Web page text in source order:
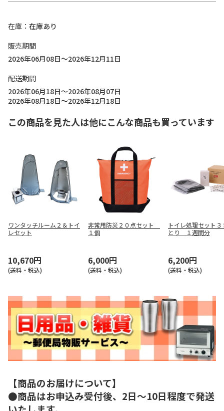
在庫
在庫あり
販売期間
2026年06月08日～2026年12月11日
配送期間
2026年06月18日～2026年08月07日
2026年08月18日～2026年12月18日
この商品を見た人は他にこんな商品も買っています
ワンタッチルーム２＆トイ
レセット
10,670円
(送料・税込)
非常用防災２０点セット
１個
6,000円
(送料・税込)
トイレ処理セット
とり １週間分
6,200円
(送料・税込)
【商品のお届けについて】
●商品はお申込み受付後、2日～10日程度で発送